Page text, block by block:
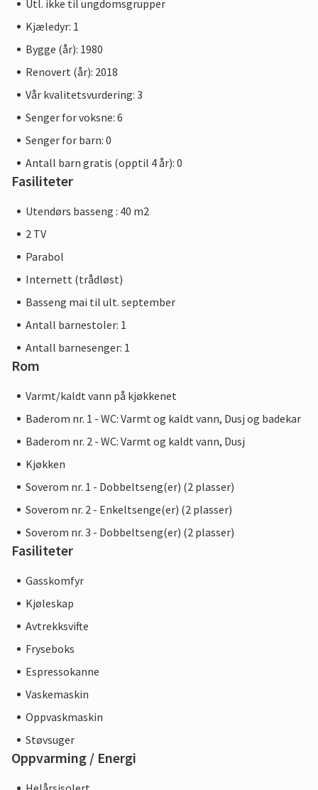
Utl. ikke til ungdomsgrupper
Kjæledyr: 1
Bygge (år): 1980
Renovert (år): 2018
Vår kvalitetsvurdering: 3
Senger for voksne: 6
Senger for barn: 0
Antall barn gratis (opptil 4 år): 0
Fasiliteter
Utendørs basseng : 40 m2
2 TV
Parabol
Internett (trådløst)
Basseng mai til ult. september
Antall barnestoler: 1
Antall barnesenger: 1
Rom
Varmt/kaldt vann på kjøkkenet
Baderom nr. 1 - WC: Varmt og kaldt vann, Dusj og badekar
Baderom nr. 2 - WC: Varmt og kaldt vann, Dusj
Kjøkken
Soverom nr. 1 - Dobbeltseng(er) (2 plasser)
Soverom nr. 2 - Enkeltsenge(er) (2 plasser)
Soverom nr. 3 - Dobbeltseng(er) (2 plasser)
Fasiliteter
Gasskomfyr
Kjøleskap
Avtrekksvifte
Fryseboks
Espressokanne
Vaskemaskin
Oppvaskmaskin
Støvsuger
Oppvarming / Energi